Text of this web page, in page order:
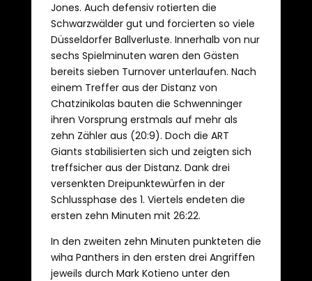
Jones. Auch defensiv rotierten die
Schwarzwälder gut und forcierten so viele
Düsseldorfer Ballverluste. Innerhalb von nur
sechs Spielminuten waren den Gästen
bereits sieben Turnover unterlaufen. Nach
einem Treffer aus der Distanz von
Chatzinikolas bauten die Schwenninger
ihren Vorsprung erstmals auf mehr als
zehn Zähler aus (20:9). Doch die ART
Giants stabilisierten sich und zeigten sich
treffsicher aus der Distanz. Dank drei
versenkten Dreipunktewürfen in der
Schlussphase des 1. Viertels endeten die
ersten zehn Minuten mit 26:22.
In den zweiten zehn Minuten punkteten die
wiha Panthers in den ersten drei Angriffen
jeweils durch Mark Kotieno unter den